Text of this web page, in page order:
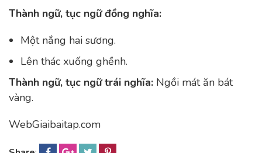
Thành ngữ, tục ngữ đồng nghĩa:
Một nắng hai sương.
Lên thác xuống ghềnh.
Thành ngữ, tục ngữ trái nghĩa: Ngồi mát ăn bát
vàng.
WebGiaibaitap.com